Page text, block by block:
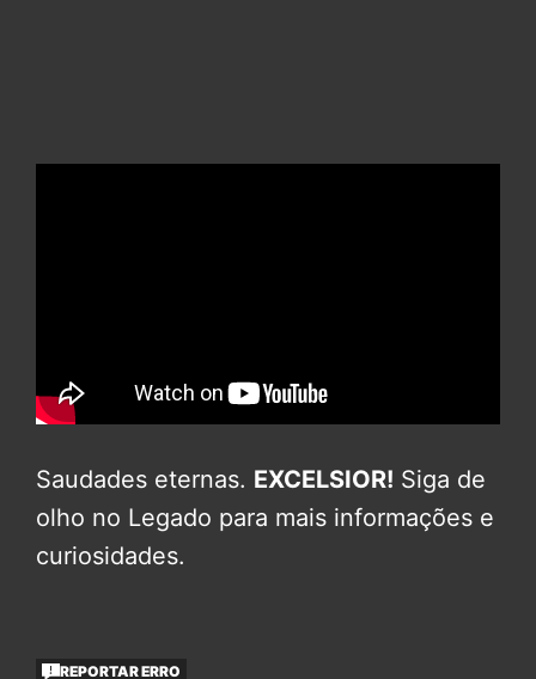
Saudades eternas. EXCELSIOR! Siga de
olho no Legado para mais informações e
curiosidades.
REPORTAR ERRO